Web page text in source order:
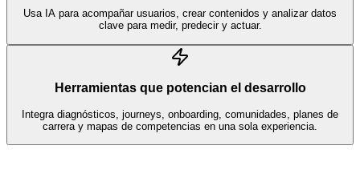
Usa IA para acompañar usuarios, crear contenidos y analizar datos
clave para medir, predecir y actuar.
Herramientas que potencian el desarrollo
Integra diagnósticos, journeys, onboarding, comunidades, planes de
carrera y mapas de competencias en una sola experiencia.